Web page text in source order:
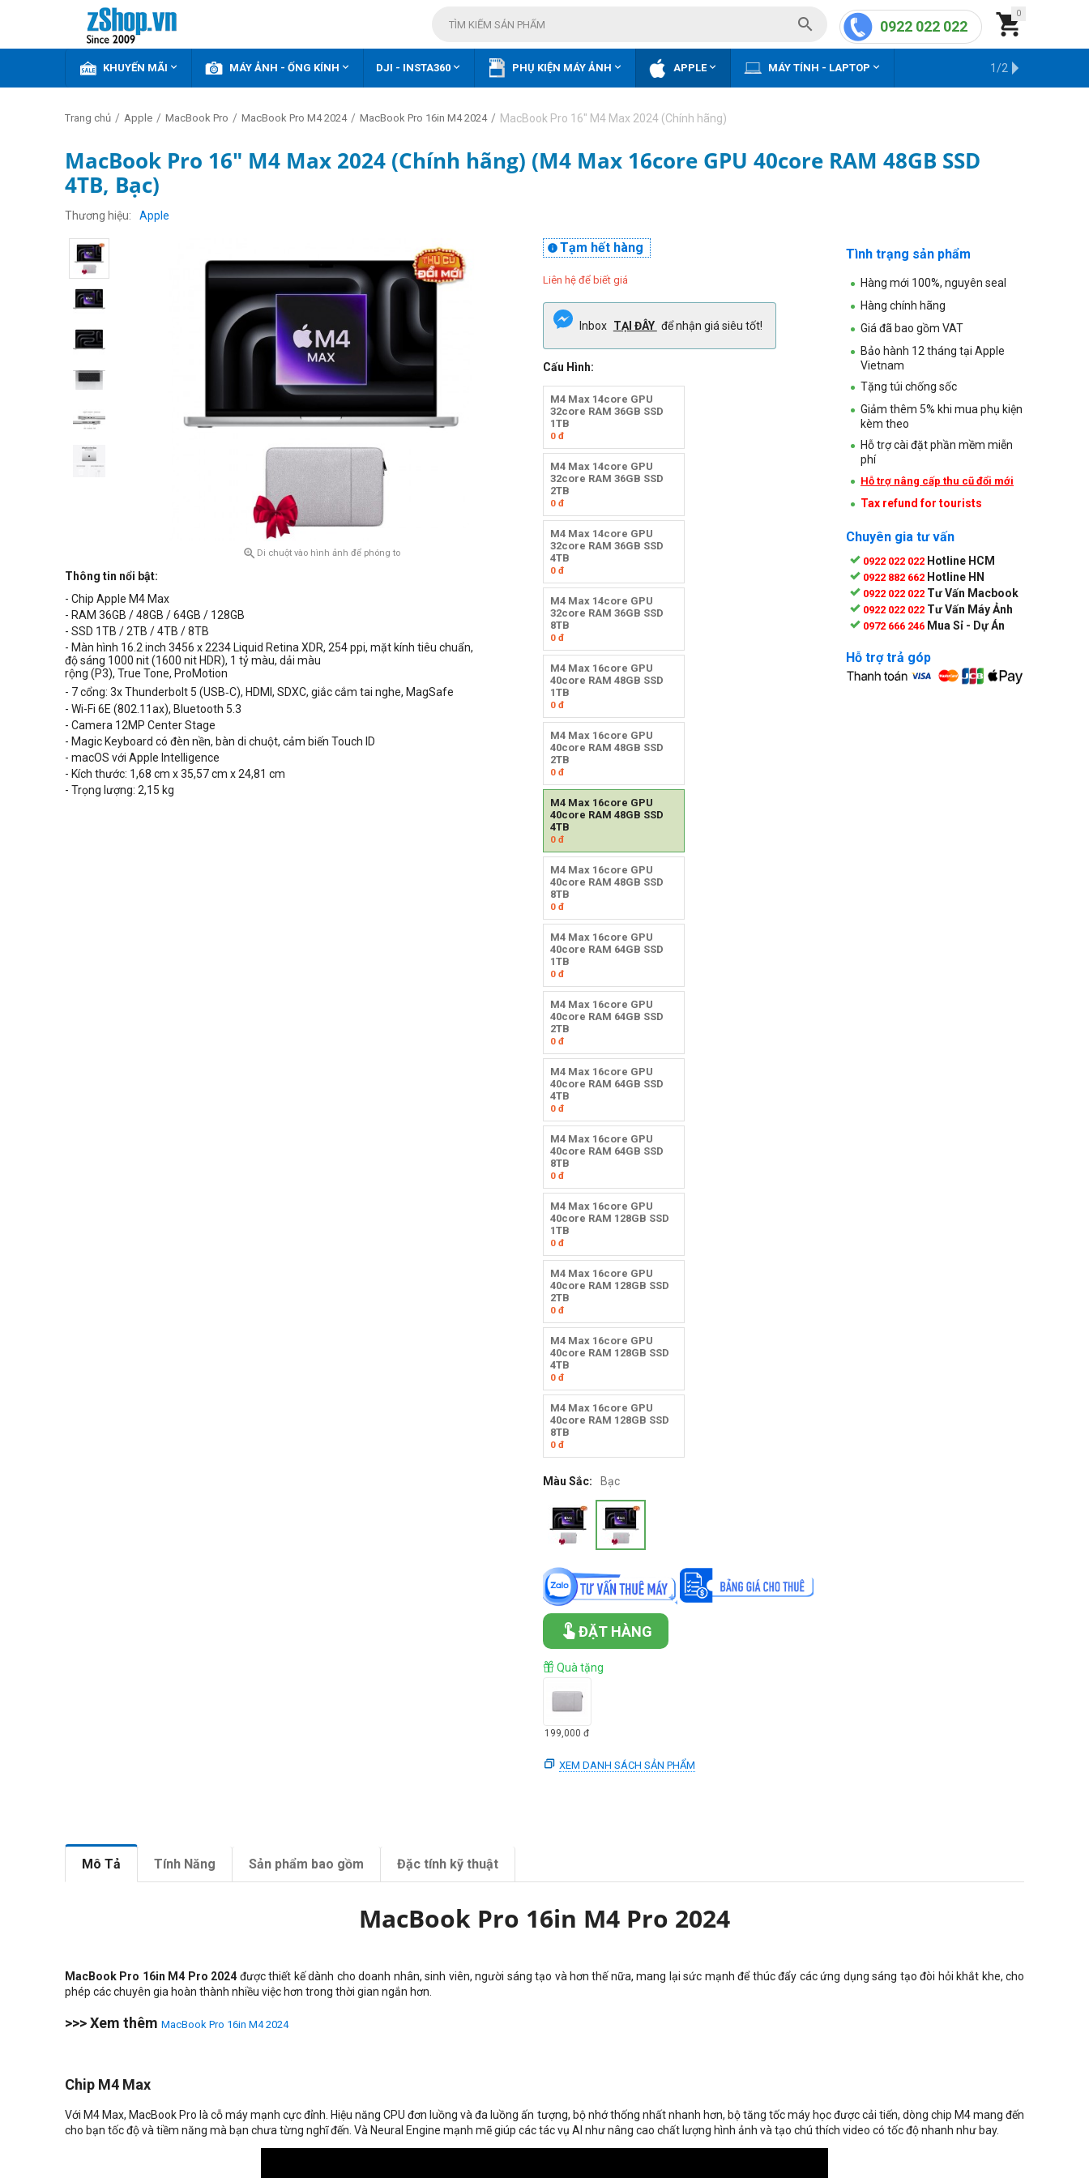
0

0922 022 022

KHUYẾN MÃI  MÁY ẢNH - ỐNG KÍNH  DJI - INSTA360  PHỤ KIỆN MÁY ẢNH  APPLE MÁY TÍNH - LAPTOP  KHO HÀNG CŨ
1/2
Trang chủ / Apple / MacBook Pro / MacBook Pro M4 2024 / MacBook Pro 16in M4 2024 / MacBook Pro 16" M4 Max 2024 (Chính hãng)
MacBook Pro 16" M4 Max 2024 (Chính hãng) (M4 Max 16core GPU 40core RAM 48GB SSD
4TB, Bạc)
Thương hiệu Apple
 Di chuột vào hình ảnh để phóng to
Thông tin nổi bật:
- Chip Apple M4 Max
- RAM 36GB / 48GB / 64GB / 128GB
- SSD 1TB / 2TB / 4TB / 8TB
- Màn hình 16.2 inch 3456 x 2234 Liquid Retina XDR, 254 ppi, mặt kính tiêu chuẩn,
độ sáng 1000 nit (1600 nit HDR), 1 tỷ màu, dải màu
rộng (P3), True Tone, ProMotion
- 7 cổng: 3x Thunderbolt 5 (USB‑C), HDMI, SDXC, giắc cắm tai nghe, MagSafe
- Wi-Fi 6E (802.11ax), Bluetooth 5.3
- Camera 12MP Center Stage
- Magic Keyboard có đèn nền, bàn di chuột, cảm biến Touch ID
- macOS với Apple Intelligence
- Kích thước: 1,68 cm x 35,57 cm x 24,81 cm
- Trọng lượng: 2,15 kg
Tạm hết hàng

Liên hệ để biết giá
Inbox TẠI ĐÂY để nhận giá siêu tốt!
Cấu Hình:
M4 Max 14core GPU
32core RAM 36GB SSD
1TB
0đ
M4 Max 14core GPU
32core RAM 36GB SSD
2TB
0đ
M4 Max 14core GPU
32core RAM 36GB SSD
4TB
0đ
M4 Max 14core GPU
32core RAM 36GB SSD
8TB
0đ
M4 Max 16core GPU
40core RAM 48GB SSD
1TB
0đ
M4 Max 16core GPU
40core RAM 48GB SSD
2TB
0đ
M4 Max 16core GPU
40core RAM 48GB SSD
4TB
0đ
M4 Max 16core GPU
40core RAM 48GB SSD
8TB
0đ
M4 Max 16core GPU
40core RAM 64GB SSD
1TB
0đ
M4 Max 16core GPU
40core RAM 64GB SSD
2TB
0đ
M4 Max 16core GPU
40core RAM 64GB SSD
4TB
0đ
M4 Max 16core GPU
40core RAM 64GB SSD
8TB
0đ
M4 Max 16core GPU
40core RAM 128GB SSD
1TB
0đ
M4 Max 16core GPU
40core RAM 128GB SSD
2TB
0đ
M4 Max 16core GPU
40core RAM 128GB SSD
4TB
0đ
M4 Max 16core GPU
40core RAM 128GB SSD
8TB
0đ
Màu Sắc: Bạc
ĐẶT HÀNG
Quà tặng
199,000 đ
XEM DANH SÁCH SẢN PHẨM
Tình trạng sản phẩm
Hàng mới 100%, nguyên seal
Hàng chính hãng
Giá đã bao gồm VAT
Bảo hành 12 tháng tại Apple
Vietnam
Tặng túi chống sốc
Giảm thêm 5% khi mua phụ kiện
kèm theo
Hỗ trợ cài đặt phần mềm miễn
phí
Hỗ trợ nâng cấp thu cũ đổi mới
Tax refund for tourists
Chuyên gia tư vấn
0922 022 022 Hotline HCM
0922 882 662 Hotline HN
0922 022 022 Tư Vấn Macbook
0922 022 022 Tư Vấn Máy Ảnh
0972 666 246 Mua Sỉ - Dự Án
Hỗ trợ trả góp
Mô Tả Tính Năng Sản phẩm bao gồm Đặc tính kỹ thuật
MacBook Pro 16in M4 Pro 2024
MacBook Pro 16in M4 Pro 2024 được thiết kế dành cho doanh nhân, sinh viên, người sáng tạo và hơn thế nữa, mang lại sức mạnh để thúc đẩy các ứng dụng sáng tạo đòi hỏi khắt khe, cho
phép các chuyên gia hoàn thành nhiều việc hơn trong thời gian ngắn hơn.
>>> Xem thêm MacBook Pro 16in M4 2024
Chip M4 Max
Với M4 Max, MacBook Pro là cỗ máy mạnh cực đỉnh. Hiệu năng CPU đơn luồng và đa luồng ấn tượng, bộ nhớ thống nhất nhanh hơn, bộ tăng tốc máy học được cải tiến, dòng chip M4 mang đến
cho bạn tốc độ và tiềm năng mà bạn chưa từng nghĩ đến. Và Neural Engine mạnh mẽ giúp các tác vụ AI như nâng cao chất lượng hình ảnh và tạo chú thích video có tốc độ nhanh như bay.